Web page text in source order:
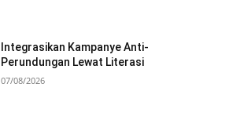
Integrasikan Kampanye Anti-
Perundungan Lewat Literasi
07/08/2026